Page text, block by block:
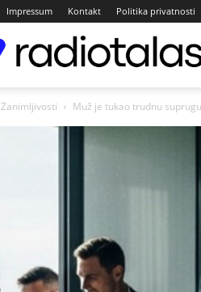
Impressum Kontakt Politika privatnosti
Zanimljivosti Muž je tukao trudnu